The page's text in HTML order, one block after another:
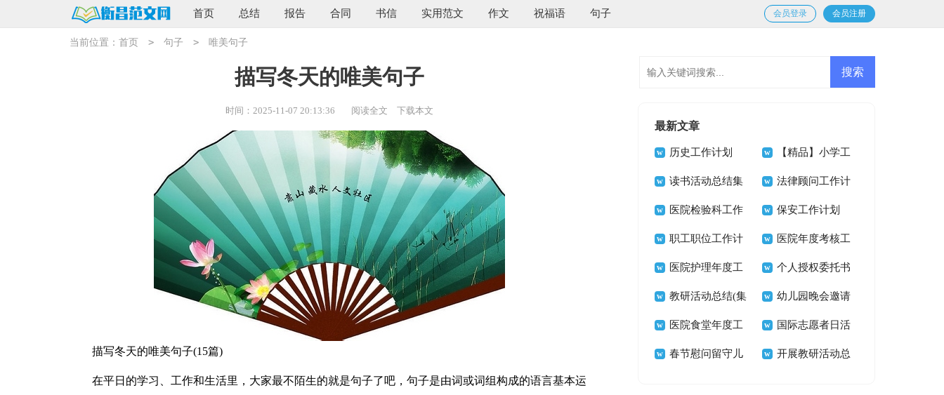
首页 总结 报告 合同 书信 实用范文 作文 祝福语 句子 会员登录 会员注册
当前位置： 首页 > 句子 > 唯美句子
描写冬天的唯美句子
时间：2025-11-07 20:13:36 阅读全文 下载本文
描写冬天的唯美句子(15篇)
在平日的学习、工作和生活里，大家最不陌生的就是句子了吧，句子是由词或词组构成的语言基本运
最新文章
历史工作计划 【精品】小学工
作计划模板9篇
读书活动总结集
锦15篇
法律顾问工作计
划
医院检验科工作
计划15篇
保安工作计划
职工职位工作计
划
医院年度考核工
作总结9篇
医院护理年度工
作计划
个人授权委托书
15篇
教研活动总结(集
合15篇)
幼儿园晚会邀请
函15篇
医院食堂年度工
作总结
国际志愿者日活
动总结
春节慰问留守儿 开展教研活动总